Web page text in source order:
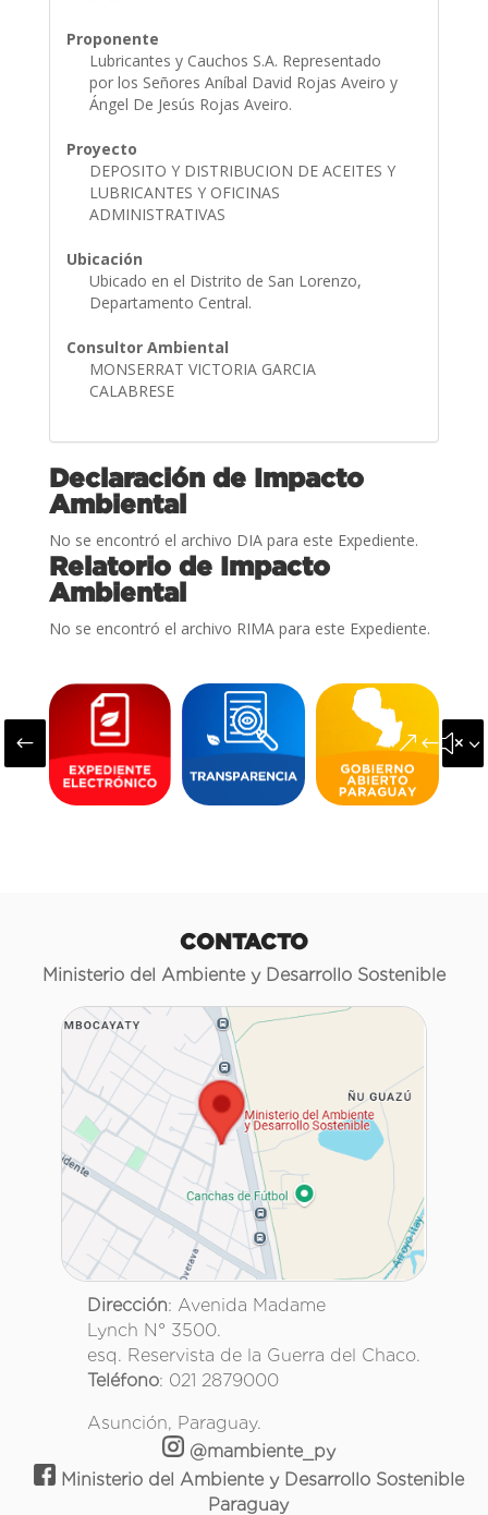
Proponente
Lubricantes y Cauchos S.A. Representado
por los Señores Aníbal David Rojas Aveiro y
Ángel De Jesús Rojas Aveiro.
Proyecto
DEPOSITO Y DISTRIBUCION DE ACEITES Y
LUBRICANTES Y OFICINAS
ADMINISTRATIVAS
Ubicación
Ubicado en el Distrito de San Lorenzo,
Departamento Central.
Consultor Ambiental
MONSERRAT VICTORIA GARCIA
CALABRESE
Declaración de Impacto
Ambiental
No se encontró el archivo DIA para este Expediente.
Relatorio de Impacto
Ambiental
No se encontró el archivo RIMA para este Expediente.
#
CONTACTO
Ministerio del Ambiente y Desarrollo Sostenible
Dirección: Avenida Madame
Lynch N° 3500.
esq. Reservista de la Guerra del Chaco.
Teléfono: 021 2879000
Asunción, Paraguay.
@mambiente_py
Ministerio del Ambiente y Desarrollo Sostenible
Paraguay